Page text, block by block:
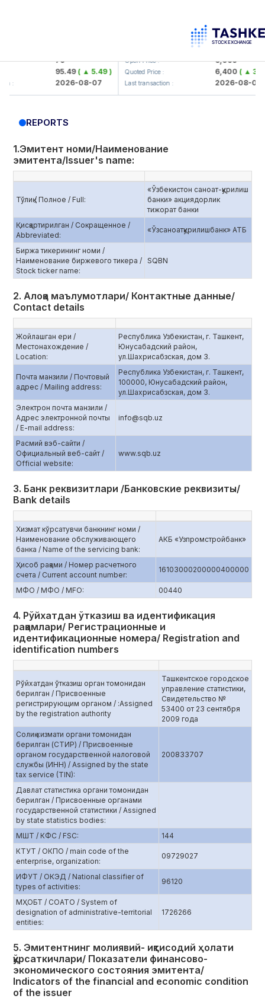
79
95.49( ▲ 5.49 )
2026-08-07
UZMK (<O'zmetkombinat> AJ)
Open Price : 6,099
Quoted Price : 6,400( ▲ 300.04 )
Last transaction : 2026-08-07
REPORTS
1.Эмитент номи/Наименование
эмитента/Issuer's name:
Тўлиқ / Полное / Full:
«Ўзбекистон саноат-қурилиш
банки» акциядорлик
тижорат банки
Қисқартирилган / Сокращенное /
Abbreviated:
«Ўзсаноатқурилишбанк» АТБ
Биржа тикерининг номи /
Наименование биржевого тикера /
Stock ticker name:
SQBN
2. Алоқа маълумотлари/ Контактные данные/
Contact details
Жойлашган ери /
Местонахождение /
Location:
Республика Узбекистан, г. Ташкент,
Юнусабадский район,
ул.Шахрисабзская, дом 3.
Почта манзили / Почтовый
адрес / Mailing address:
Республика Узбекистан, г. Ташкент,
100000, Юнусабадский район,
ул.Шахрисабзская, дом 3.
Электрон почта манзили /
Адрес электронной почты
/ E-mail address:
info@sqb.uz
Расмий вэб-сайти /
Официальный веб-сайт /
Official website:
www.sqb.uz
3. Банк реквизитлари /Банковские реквизиты/
Bank details
Хизмат кўрсатувчи банкнинг номи /
Наименование обслуживающего
банка / Name of the servicing bank:
АКБ «Узпромстройбанк»
Ҳисоб рақами / Номер расчетного
счета / Current account number:
16103000200000400000
МФО / МФО / MFO: 00440
4. Рўйхатдан ўтказиш ва идентификация
рақамлари/ Регистрационные и
идентификационные номера/ Registration and
identification numbers
Рўйхатдан ўтказиш орган томонидан
берилган / Присвоенные
регистрирующим органом / :Assigned
by the registration authority
Ташкентское городское
управление статистики,
Свидетельство №
53400 от 23 сентября
2009 года
Солиқ хизмати органи томонидан
берилган (СТИР) / Присвоенные
органом государственной налоговой
службы (ИНН) / Assigned by the state
tax service (TIN):
200833707
Давлат статистика органи томонидан
берилган / Присвоенные органами
государственной статистики / Assigned
by state statistics bodies:
МШТ / КФС / FSC:
144
КТУТ / ОКПО / main code of the
enterprise, organization:
09729027
ИФУТ / ОКЭД / National classifier of
types of activities:
96120
МҲОБТ / СОАТО / System of
designation of administrative-territorial
entities:
1726266
5. Эмитентнинг молиявий- иқтисодий ҳолати
қўрсаткичлари/ Показатели финансово-
экономического состояния эмитента/
Indicators of the financial and economic condition
of the issuer